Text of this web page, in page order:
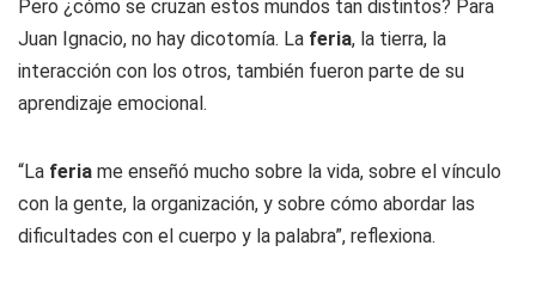
Pero ¿cómo se cruzan estos mundos tan distintos? Para
Juan Ignacio, no hay dicotomía. La feria, la tierra, la
interacción con los otros, también fueron parte de su
aprendizaje emocional.
“La feria me enseñó mucho sobre la vida, sobre el vínculo
con la gente, la organización, y sobre cómo abordar las
dificultades con el cuerpo y la palabra”, reflexiona.